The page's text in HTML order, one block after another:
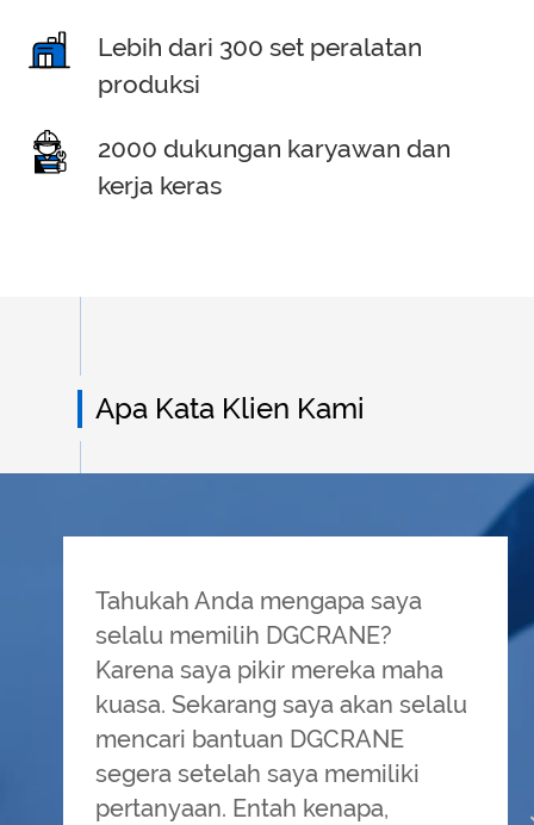
Lebih dari 300 set peralatan
produksi
2000 dukungan karyawan dan
kerja keras
Apa Kata Klien Kami
Tahukah Anda mengapa saya
selalu memilih DGCRANE?
Karena saya pikir mereka maha
kuasa. Sekarang saya akan selalu
mencari bantuan DGCRANE
segera setelah saya memiliki
pertanyaan. Entah kenapa,